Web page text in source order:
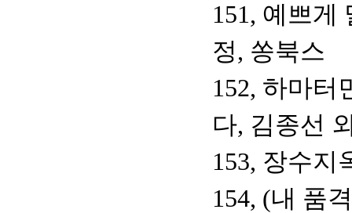
151, 예쁘게
정, 쏭북스
152, 하마터
다, 김종선
153, 장수지
154, (내 품